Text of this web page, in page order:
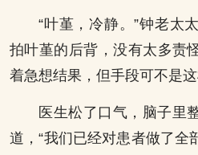
“叶堇，冷静。”钟老太
拍叶堇的后背，没有太多责
着急想结果，但手段可不是这
医生松了口气，脑子里
道，“我们已经对患者做了全